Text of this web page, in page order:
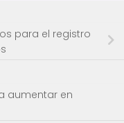
para el registro
aumentar en